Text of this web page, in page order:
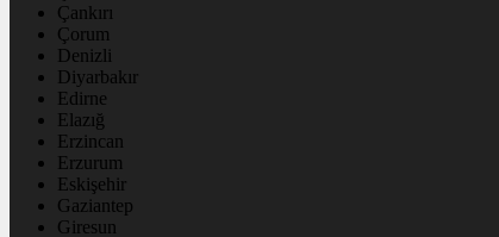
Çankırı
Çorum
Denizli
Diyarbakır
Edirne
Elazığ
Erzincan
Erzurum
Eskişehir
Gaziantep
Giresun